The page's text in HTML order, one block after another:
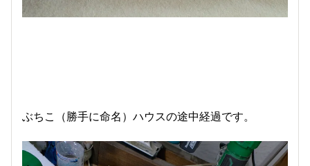
ぶちこ（勝手に命名）ハウスの途中経過です。